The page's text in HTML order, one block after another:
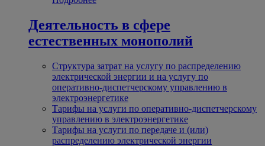
Деятельность в сфере
естественных монополий
Структура затрат на услугу по распределению
электрической энергии и на услугу по
оперативно-диспетчерскому управлению в
электроэнергетике
Тарифы на услуги по оперативно-диспетчерскому
управлению в электроэнергетике
Тарифы на услуги по передаче и (или)
распределению электрической энергии